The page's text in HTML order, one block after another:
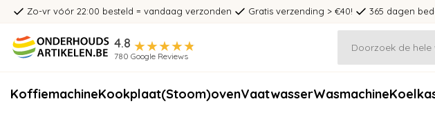
Zo-vr vóór 22:00 besteld = vandaag verzonden Gratis verzending > €40! 365 dagen
4.8
780 Google Reviews
KoffiemachineKookplaat(Stoom)ovenVaatwasserWasmachine